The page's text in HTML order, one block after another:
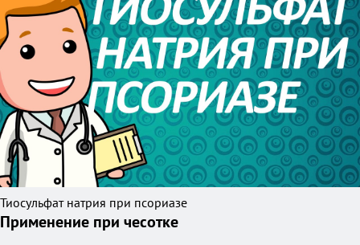
Тиосульфат натрия при псориазе
Применение при чесотке